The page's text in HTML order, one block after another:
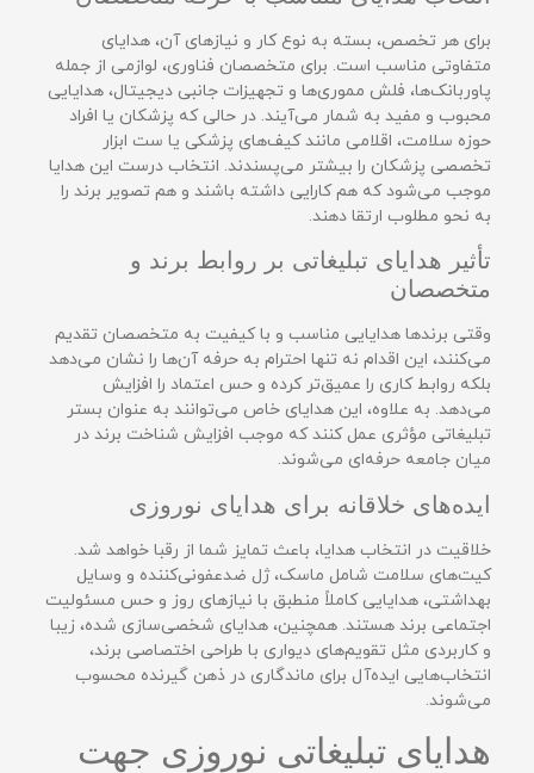
برای هر تخصص، بسته به نوع کار و نیازهای آن، هدایای
متفاوتی مناسب است. برای متخصصان فناوری، لوازمی از جمله
پاوربانک‌ها، فلش مموری‌ها و تجهیزات جانبی دیجیتال، هدایایی
محبوب و مفید به شمار می‌آیند. در حالی که پزشکان یا افراد
حوزه سلامت، اقلامی مانند کیف‌های پزشکی یا ست ابزار
تخصصی پزشکان را بیشتر می‌پسندند. انتخاب درست این هدایا
موجب می‌شود که هم کارایی داشته باشند و هم تصویر برند را
به نحو مطلوب ارتقا دهند.
تأثیر هدایای تبلیغاتی بر روابط برند و
متخصصان
وقتی برندها هدایایی مناسب و با کیفیت به متخصصان تقدیم
می‌کنند، این اقدام نه تنها احترام به حرفه آن‌ها را نشان می‌دهد
بلکه روابط کاری را عمیق‌تر کرده و حس اعتماد را افزایش
می‌دهد. به علاوه، این هدایای خاص می‌توانند به عنوان بستر
تبلیغاتی مؤثری عمل کنند که موجب افزایش شناخت برند در
میان جامعه حرفه‌ای می‌شوند.
ایده‌های خلاقانه برای هدایای نوروزی
خلاقیت در انتخاب هدایا، باعث تمایز شما از رقبا خواهد شد.
کیت‌های سلامت شامل ماسک، ژل ضدعفونی‌کننده و وسایل
بهداشتی، هدایایی کاملاً منطبق با نیازهای روز و حس مسئولیت
اجتماعی برند هستند. همچنین، هدایای شخصی‌سازی شده، زیبا
و کاربردی مثل تقویم‌های دیواری با طراحی اختصاصی برند،
انتخاب‌هایی ایده‌آل برای ماندگاری در ذهن گیرنده محسوب
می‌شوند.
هدایای تبلیغاتی نوروزی جهت